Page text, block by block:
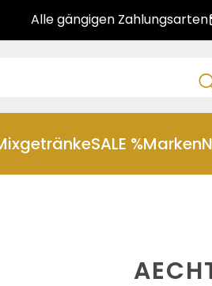
Alle gängigen Zahlungsarten
SALE %Marken